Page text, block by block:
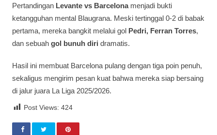
Pertandingan Levante vs Barcelonamenjadi bukti
ketangguhan mental Blaugrana. Meski tertinggal 0-2 di babak
pertama, mereka bangkit melalui gol Pedri, Ferran Torres,
dan sebuah gol bunuh diri dramatis.
Hasil ini membuat Barcelona pulang dengan tiga poin penuh,
sekaligus mengirim pesan kuat bahwa mereka siap bersaing
di jalur juara La Liga 2025/2026.
Post Views: 424